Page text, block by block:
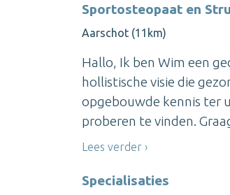
Sportosteopaat en
Aarschot (11km)
Hallo, Ik ben Wim een
hollistische visie die
opgebouwde kennis ter
proberen te vinden.
Lees verder
Specialisaties